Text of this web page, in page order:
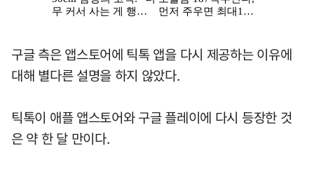
구글 측은 앱스토어에 틱톡 앱을 다시 제공하는 이유에
대해 별다른 설명을 하지 않았다.
틱톡이 애플 앱스토어와 구글 플레이에 다시 등장한 것
은 약 한 달 만이다.